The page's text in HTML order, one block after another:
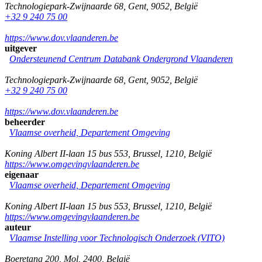
Technologiepark-Zwijnaarde 68 Gent, 9052 België
+32 9 240 75 00
https://www.dov.vlaanderen.be
uitgever
Ondersteunend Centrum Databank Ondergrond Vlaanderen
Technologiepark-Zwijnaarde 68 Gent, 9052 België
+32 9 240 75 00
https://www.dov.vlaanderen.be
beheerder
Vlaamse overheid, Departement Omgeving
Koning Albert II-laan 15 bus 553 Brussel 1210 België
https://www.omgevingvlaanderen.be
eigenaar
Vlaamse overheid, Departement Omgeving
Koning Albert II-laan 15 bus 553 Brussel 1210 België
https://www.omgevingvlaanderen.be
auteur
Vlaamse Instelling voor Technologisch Onderzoek (VITO)
Boeretang 200 Mol 2400 België